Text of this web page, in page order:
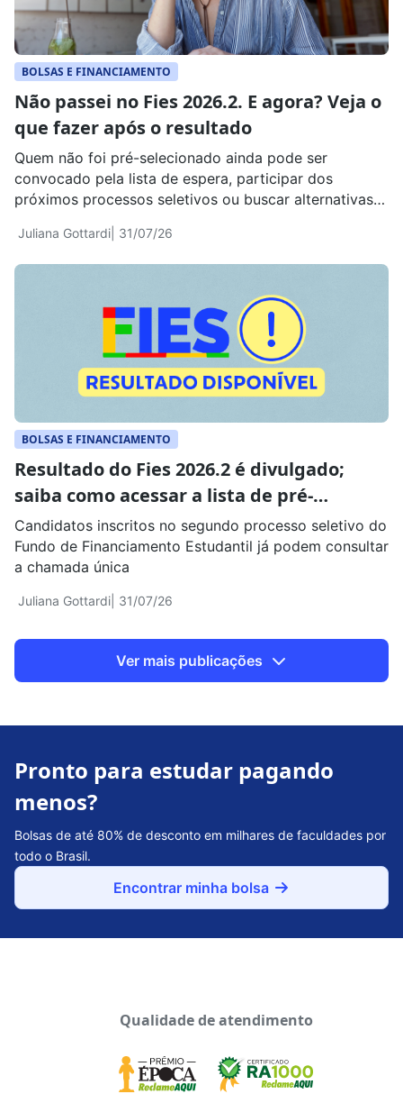
BOLSAS E FINANCIAMENTO
Não passei no Fies 2026.2. E agora? Veja o
que fazer após o resultado
Juliana Gottardi | 31/07/26
Quem não foi pré-selecionado ainda pode ser
convocado pela lista de espera, participar dos
próximos processos seletivos ou buscar alternativas
BOLSAS E FINANCIAMENTO
Resultado do Fies 2026.2 é divulgado;
saiba como acessar a lista de pré-
selecionados
Juliana Gottardi | 31/07/26
Candidatos inscritos no segundo processo seletivo do
Fundo de Financiamento Estudantil já podem consultar
a chamada única
Ver mais publicações
Pronto para estudar pagando
menos?
Bolsas de até 80% de desconto em milhares de faculdades por
todo o Brasil.
Encontrar minha bolsa
Qualidade de atendimento